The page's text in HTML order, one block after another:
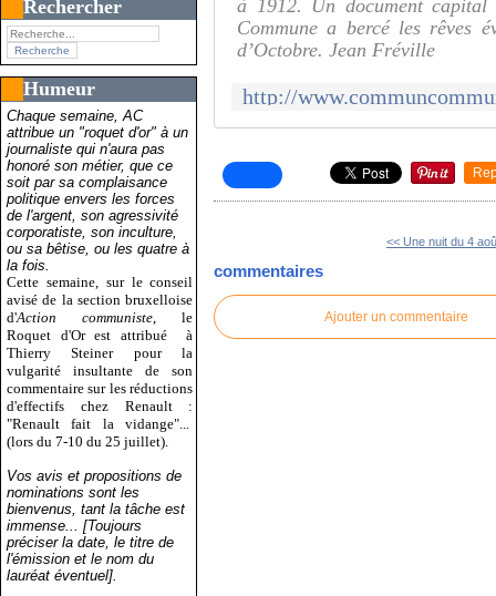
Rechercher
Humeur
Chaque semaine, AC
attribue un "roquet d'or" à un
journaliste qui n'aura pas
honoré son métier, que ce
soit par sa complaisance
politique envers les forces
de l'argent, son agressivité
corporatiste, son inculture,
ou sa bêtise, ou les quatre à
la fois.
Cette semaine, sur le conseil
avisé de la section bruxelloise
d'Action communiste , le
Roquet d'Or est attribué
à
Thierry Steiner pour la
vulgarité insultante de son
commentaire sur les réductions
d'effectifs chez Renault :
"Renault fait la vidange"...
(lors du 7-10 du 25 juillet).
Vos avis et propositions de
nominations sont les
bienvenus, tant la tâche est
immense... [Toujours
préciser la date, le titre de
l'émission et le nom du
lauréat éventuel].
à 1912. Un document capital
Commune a bercé les rêves
d’Octobre. Jean Fréville
<< Une nuit du 4
commentaires
Ajouter un commentaire